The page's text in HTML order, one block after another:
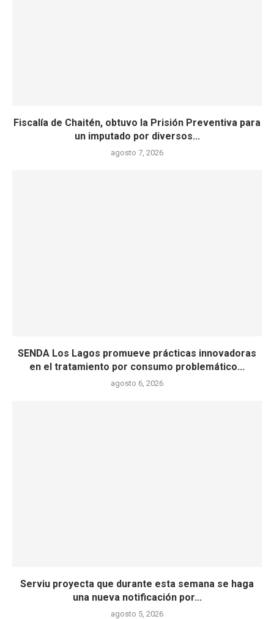
Fiscalía de Chaitén, obtuvo la Prisión Preventiva para
un imputado por diversos...
agosto 7, 2026
SENDA Los Lagos promueve prácticas innovadoras
en el tratamiento por consumo problemático...
agosto 6, 2026
Serviu proyecta que durante esta semana se haga
una nueva notificación por...
agosto 5, 2026